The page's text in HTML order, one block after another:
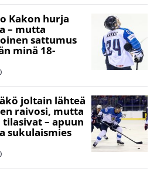
Kakon hurja
– mutta
sattumus
minä 18-
joltain lähteä
raivosi, mutta
– apuun
sukulaismies